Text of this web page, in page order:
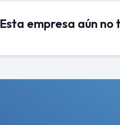
Esta empresa aún